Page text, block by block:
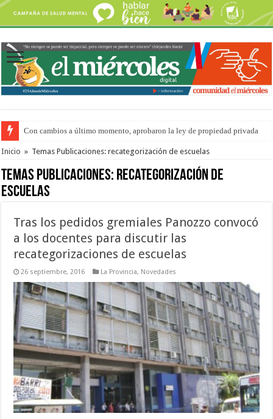
Con cambios a último momento, aprobaron la ley de propiedad privada
Adopción en Entre Ríos: el 35% de los 90 niños, niñas y adolescentes que
Inicio » Temas Publicaciones: recategorización de escuelas
Temas Publicaciones: recategorización de
escuelas
Tras los pedidos gremiales Panozzo convocó
a los docentes para discutir las
recategorizaciones de escuelas
26 septiembre, 2016 La Provincia, Novedades